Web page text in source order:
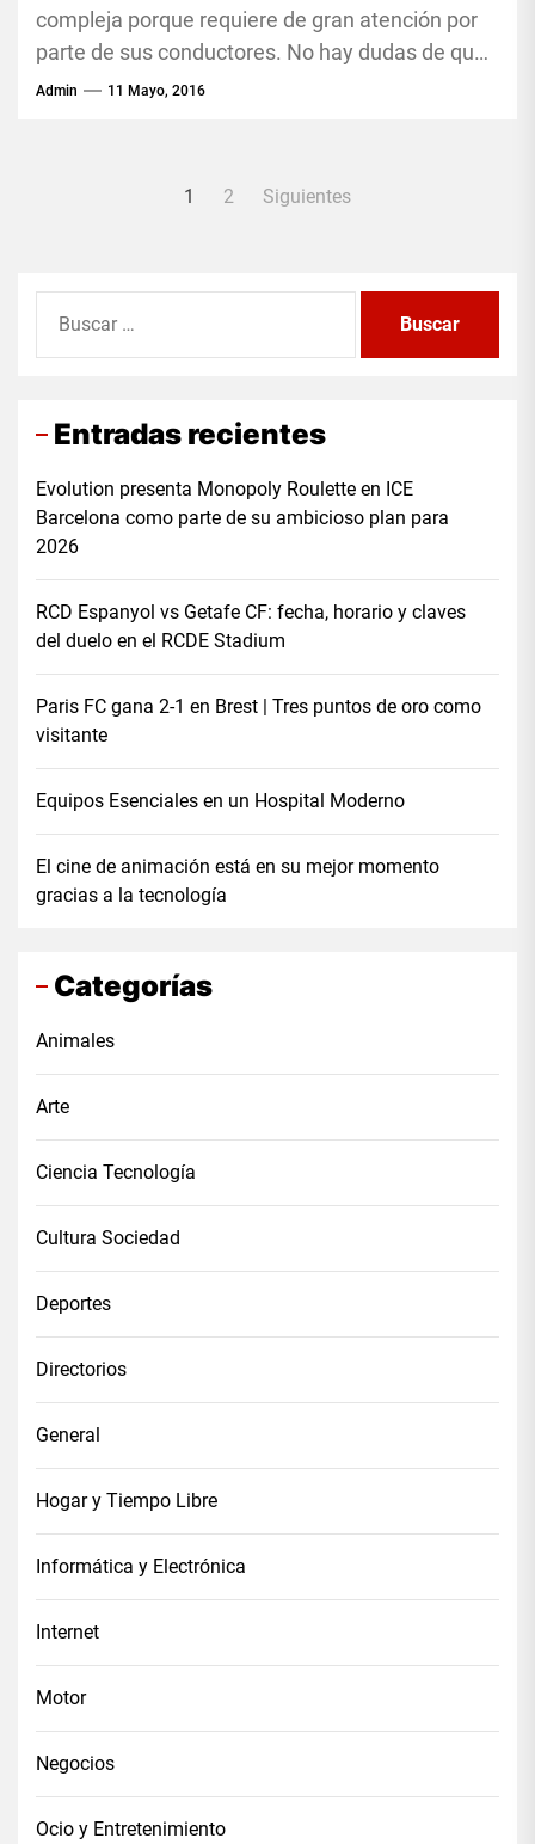
compleja porque requiere de gran atención por
parte de sus conductores. No hay dudas de que
tener un...
Admin 11 Mayo, 2016
1 2 Siguientes
Entradas recientes
Evolution presenta Monopoly Roulette en ICE
Barcelona como parte de su ambicioso plan para
2026
RCD Espanyol vs Getafe CF: fecha, horario y claves
del duelo en el RCDE Stadium
Paris FC gana 2-1 en Brest | Tres puntos de oro como
visitante
Equipos Esenciales en un Hospital Moderno
El cine de animación está en su mejor momento
gracias a la tecnología
Categorías
Animales
Arte
Ciencia Tecnología
Cultura Sociedad
Deportes
Directorios
General
Hogar y Tiempo Libre
Informática y Electrónica
Internet
Motor
Negocios
Ocio y Entretenimiento